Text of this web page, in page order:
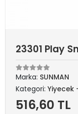
23301 Play
Marka: SUNMAN
Kategori: Yiyecek
516,60 TL